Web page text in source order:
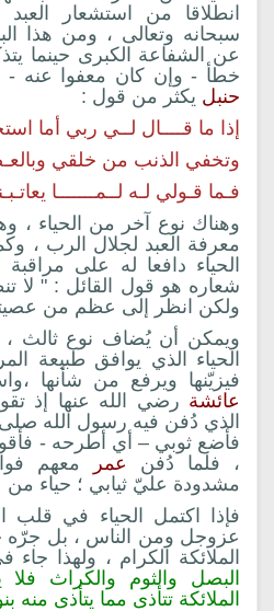
انطلاقا من استشعار العبد
سبحانه وتعالى ، ومن هذا
عن الشفاعة الكبرى حينما
خطأ - وإن كان معفوا عنه - ،
حنبل يكثر من قول :
إذا ما قــــال لــي ربي أما
وتخفي الذنب من خلقي
فـما قـولي لـه لــمـــــــا
وهناك نوع آخر من الحياء ،
معرفة العبد لجلال الرب ،
الحياء دافعا له على
شعاره هو قول القائل : " لا
ولكن انظر إلى عظم من
ويمكن أن يُضاف نوع ثالث ،
الحياء الذي يوافق طبيعة
فيزيّنها ويرفع من شأنها
عائشة رضي الله عنها إذ
الذي دُفن فيه رسول الله صلى
فأضع ثوبي – أي أطرحه -
، فلما دُفن عمر معهم
مشدودة عليّ ثيابي ؛ حياء من
فإذا اكتمل الحياء في قلب
عزوجل ومن الناس ، بل جرّه
الملائكة الكرام ، ولهذا
البصل والثوم والكراث
الملائكة تتأذى مما يتأذى منه